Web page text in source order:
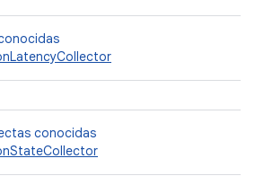
conocidas